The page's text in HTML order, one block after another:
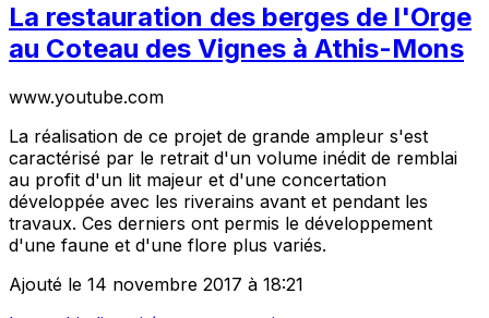
La restauration des berges de l'Orge
au Coteau des Vignes à Athis-Mons
www.youtube.com
La réalisation de ce projet de grande ampleur s'est
caractérisé par le retrait d'un volume inédit de remblai
au profit d'un lit majeur et d'une concertation
développée avec les riverains avant et pendant les
travaux. Ces derniers ont permis le développement
d'une faune et d'une flore plus variés.
Ajouté le 14 novembre 2017 à 18:21